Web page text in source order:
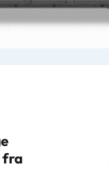
fra